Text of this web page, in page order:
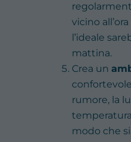
vicino
l’ideale
mattina.
Crea un
rumore, la
modo che